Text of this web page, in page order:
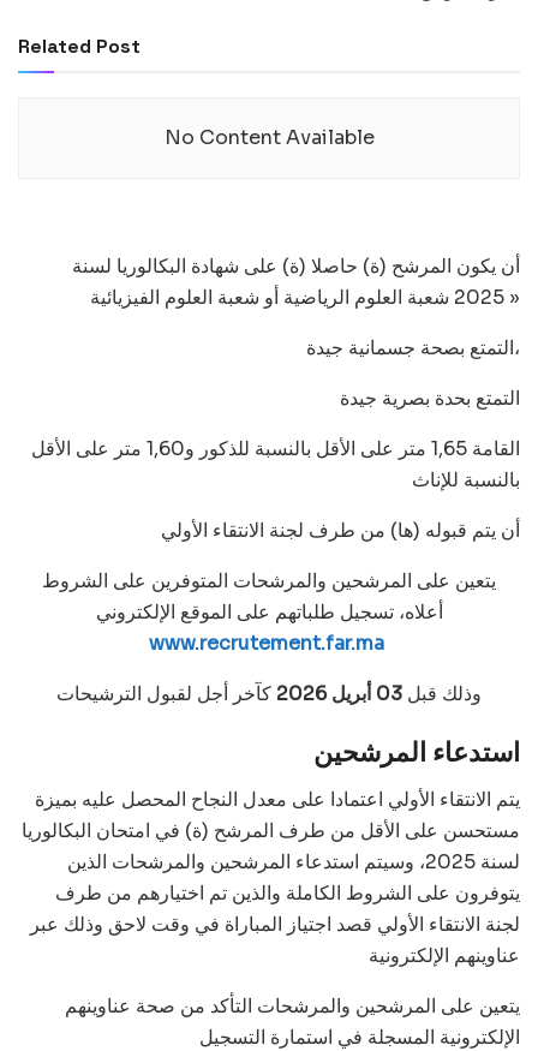
Related Post
No Content Available
أن يكون المرشح (ة) حاصلا (ة) على شهادة البكالوريا لسنة
2025 شعبة العلوم الرياضية أو شعبة العلوم الفيزيائية »
التمتع بصحة جسمانية جيدة،
التمتع بحدة بصرية جيدة
القامة 1,65 متر على الأقل بالنسبة للذكور و1,60 متر على الأقل
بالنسبة للإناث
أن يتم قبوله (ها) من طرف لجنة الانتقاء الأولي
يتعين على المرشحين والمرشحات المتوفرين على الشروط
أعلاه، تسجيل طلباتهم على الموقع الإلكتروني
www.recrutement.far.ma
وذلك قبل
كآخر أجل لقبول الترشيحات
استدعاء المرشحين
يتم الانتقاء الأولي اعتمادا على معدل النجاح المحصل عليه بميزة
مستحسن على الأقل من طرف المرشح (ة) في امتحان البكالوريا
لسنة 2025، وسيتم استدعاء المرشحين والمرشحات الذين
يتوفرون على الشروط الكاملة والذين تم اختيارهم من طرف
لجنة الانتقاء الأولي قصد اجتياز المباراة في وقت لاحق وذلك عبر
عناوينهم الإلكترونية
يتعين على المرشحين والمرشحات التأكد من صحة عناوينهم
الإلكترونية المسجلة في استمارة التسجيل